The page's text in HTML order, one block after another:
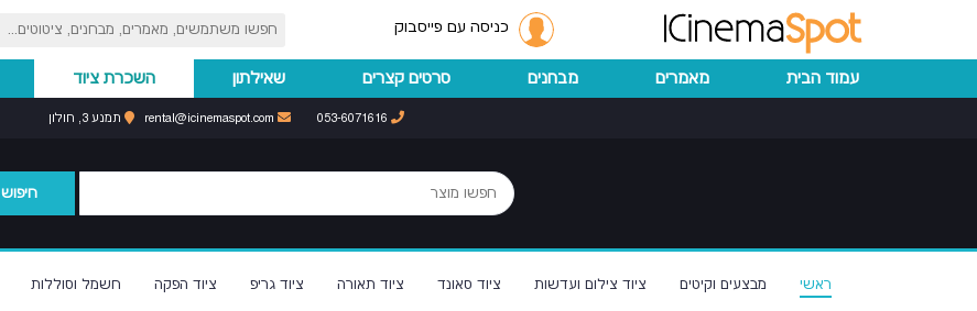
כניסה עם פייסבוק
עמוד הבית מאמרים מבחנים סרטים קצרים שאילתון השכרת ציוד
תמנע 3, חולון
חיפוש
ראשי מבצעים וקיטים ציוד צילום ועדשות ציוד סאונד ציוד תאורה ציוד גריפ ציוד הפקה חשמל וסוללות